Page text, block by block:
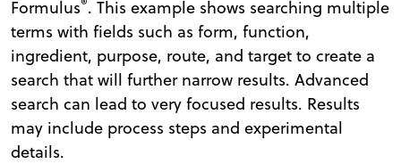
Formulus . This example shows searching multiple
terms with fields such as form, function,
ingredient, purpose, route, and target to create a
search that will further narrow results. Advanced
search can lead to very focused results. Results
may include process steps and experimental
details.